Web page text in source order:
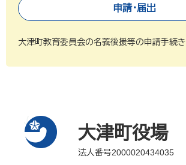
申請・届出
大津町教育委員会の名義後援等の申請手続き
大津町役場
法人番号2000020434035